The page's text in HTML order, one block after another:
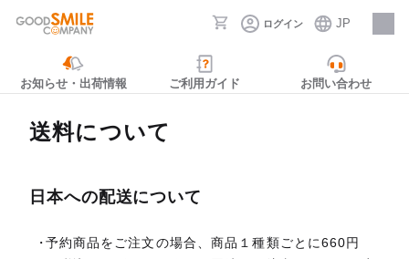
ログイン JP
採用情報
お知らせ・出荷情報 ご利用ガイド お問い合わせ
送料について
日本への配送について
予約商品をご注文の場合、商品１種類ごとに660円